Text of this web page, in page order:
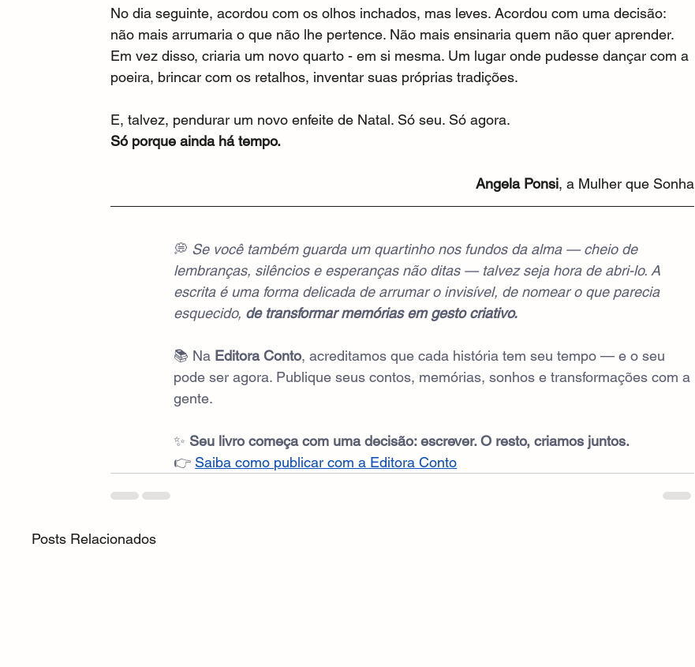
No dia seguinte, acordou com os olhos inchados, mas leves. Acordou com uma decisão:
não mais arrumaria o que não lhe pertence. Não mais ensinaria quem não quer aprender.
Em vez disso, criaria um novo quarto - em si mesma. Um lugar onde pudesse dançar com a
poeira, brincar com os retalhos, inventar suas próprias tradições.
E, talvez, pendurar um novo enfeite de Natal. Só seu. Só agora.
Só porque ainda há tempo.
Angela Ponsi, a Mulher que Sonha
💭 Se você também guarda um quartinho nos fundos da alma — cheio de
lembranças, silêncios e esperanças não ditas — talvez seja hora de abri-lo. A
escrita é uma forma delicada de arrumar o invisível, de nomear o que parecia
esquecido, de transformar memórias em gesto criativo.
📚 Na Editora Conto, acreditamos que cada história tem seu tempo — e o seu
pode ser agora. Publique seus contos, memórias, sonhos e transformações com a
gente.
✨ Seu livro começa com uma decisão: escrever. O resto, criamos juntos.
👉 Saiba como publicar com a Editora Conto
Posts Relacionados